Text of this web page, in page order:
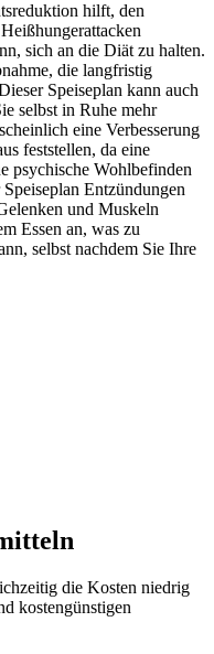
hilft, den
sich an die Diät zu halten.
die langfristig
Speiseplan kann auch
selbst in Ruhe mehr
eine Verbesserung
feststellen, da eine
psychische Wohlbefinden
Entzündungen
und Muskeln
Essen an, was zu
selbst nachdem Sie Ihre
die Kosten niedrig
kostengünstigen